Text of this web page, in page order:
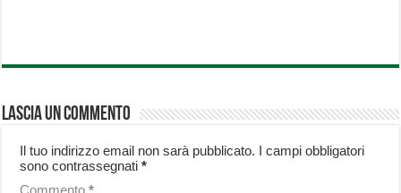
Lascia un commento
Il tuo indirizzo email non sarà pubblicato. I campi obbligatori
sono contrassegnati*